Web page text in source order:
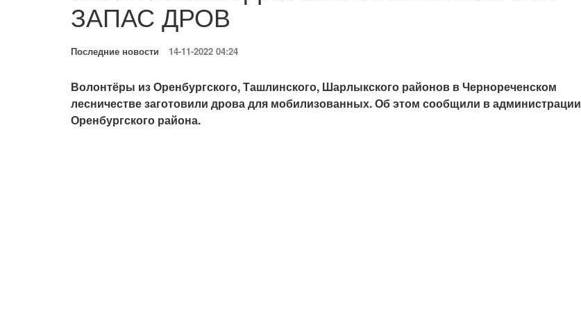
ЗАПАС ДРОВ
Последние новости 14-11-2022 04:24
Волонтёры из Оренбургского, Ташлинского, Шарлыкского районов в Чернореченском
лесничестве заготовили дрова для мобилизованных. Об этом сообщили в администрации
Оренбургского района.